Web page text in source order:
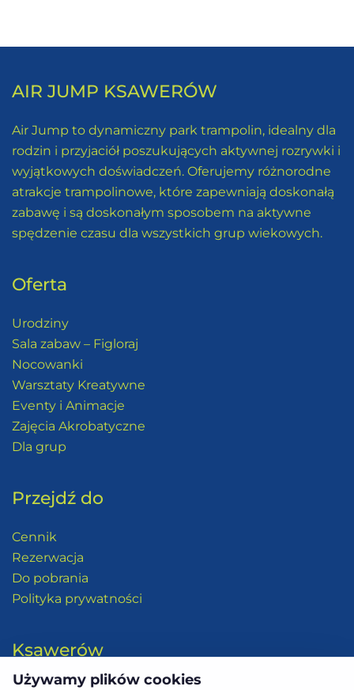
AIR JUMP KSAWERÓW
Air Jump to dynamiczny park trampolin, idealny dla
rodzin i przyjaciół poszukujących aktywnej rozrywki i
wyjątkowych doświadczeń. Oferujemy różnorodne
atrakcje trampolinowe, które zapewniają doskonałą
zabawę i są doskonałym sposobem na aktywne
spędzenie czasu dla wszystkich grup wiekowych.
Oferta
Urodziny
Sala zabaw – Figloraj
Nocowanki
Warsztaty Kreatywne
Eventy i Animacje
Zajęcia Akrobatyczne
Dla grup
Przejdź do
Cennik
Rezerwacja
Do pobrania
Polityka prywatności
Ksawerów
Używamy plików cookies